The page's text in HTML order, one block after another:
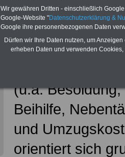
Das beliebte
und Beamte"
(u.a.
Beihilfe,
und
orientiert sich
Wir gewähren Dritten - einschließlich
Google-Website "Datenschutzerklärung &
Google ihre personenbezogenen Daten
Dürfen wir Ihre Daten nutzen, um
erheben Daten und verwenden